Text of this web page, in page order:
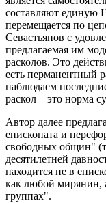
составляют единую
перемещается по
Севастьянов с
предлагаемая им
расколов. Это
есть перманентный
наблюдаем
раскол – это норма
Автор далее
епископата и
свободных общин"
десятилетней
находится не в
как любой мирянин,
группах".